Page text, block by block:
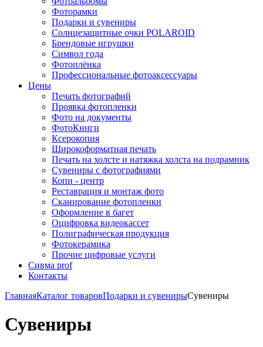
Фоторамки
Подарки и сувениры
Солнцезащитные очки POLAROID
Брендовые игрушки
Символ года
Фотоплёнка
Профессиональные фотоаксессуары
Цены
Печать фотографий
Проявка фотопленки
Фото на документы
ФотоКниги
Ксерокопия
Широкоформатная печать
Печать на холсте и натяжка холста на подрамник
Сувениры с фотографиями
Копи - центр
Реставрация и монтаж фото
Сканирование фотопленки
Оформление в багет
Оцифровка видеокассет
Полиграфическая продукция
Фотокерамика
Прочие цифровые услуги
Сивма prof
Контакты
ГлавнаяКаталог товаровПодарки и сувенирыСувениры
Сувениры